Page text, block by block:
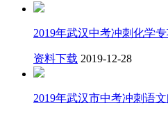
2019年武汉中考冲刺化学
资料下载 2019-12-28
2019年武汉市中考冲刺语